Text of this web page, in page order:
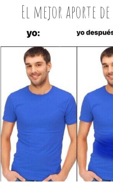
El mejor aporte de